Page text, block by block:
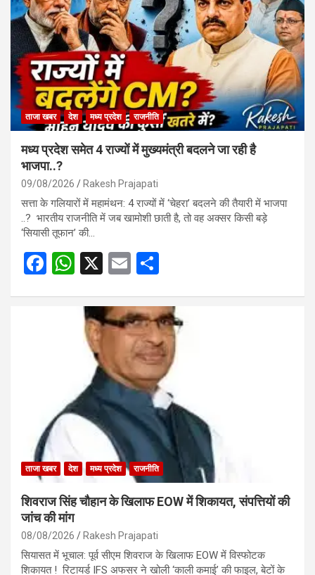
ताजा खबर देश मध्य प्रदेश राजनीति
मध्य प्रदेश समेत 4 राज्यों में मुख्यमंत्री बदलने जा रही है
भाजपा..?
09/08/2026 Rakesh Prajapati
सत्ता के गलियारों में महामंथन: 4 राज्यों में ‘चेहरा’ बदलने की तैयारी में भाजपा
..? भारतीय राजनीति में जब खामोशी छाती है, तो वह अक्सर किसी बड़े
‘सियासी तूफान’ की…
F
W
at
s
A
p
X
E
ail ar
e
ताजा खबर देश मध्य प्रदेश राजनीति
शिवराज सिंह चौहान के खिलाफ EOW में शिकायत, संपत्तियों की
जांच की मांग
08/08/2026 Rakesh Prajapati
सियासत में भूचाल: पूर्व सीएम शिवराज के खिलाफ EOW में विस्फोटक
शिकायत ! रिटायर्ड IFS अफसर ने खोली ‘काली कमाई’ की फाइल, बेटों के